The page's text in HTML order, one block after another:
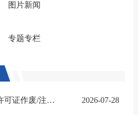
图片新闻
专题专栏
关于快递业务经营许可证作废/注销的公告 2026-07-28